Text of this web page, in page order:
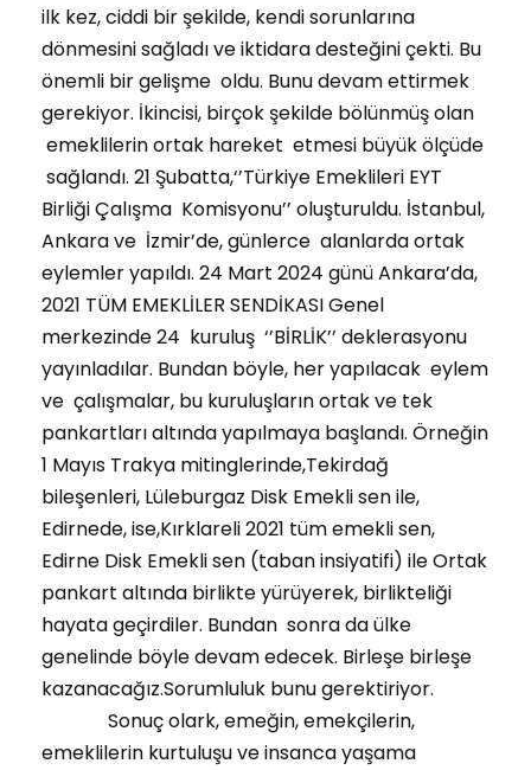
ilk kez, ciddi bir şekilde, kendi sorunlarına
dönmesini sağladı ve iktidara desteğini çekti. Bu
önemli bir gelişme oldu. Bunu devam ettirmek
gerekiyor. İkincisi, birçok şekilde bölünmüş olan
emeklilerin ortak hareket etmesi büyük ölçüde
sağlandı. 21 Şubatta,‘’Türkiye Emeklileri EYT
Birliği Çalışma Komisyonu’’ oluşturuldu. İstanbul,
Ankara ve İzmir’de, günlerce alanlarda ortak
eylemler yapıldı. 24 Mart 2024 günü Ankara’da,
2021 TÜM EMEKLİLER SENDİKASI Genel
merkezinde 24 kuruluş ‘’BİRLİK’’ deklerasyonu
yayınladılar. Bundan böyle, her yapılacak eylem
ve çalışmalar, bu kuruluşların ortak ve tek
pankartları altında yapılmaya başlandı. Örneğin
1 Mayıs Trakya mitinglerinde,Tekirdağ
bileşenleri, Lüleburgaz Disk Emekli sen ile,
Edirnede, ise,Kırklareli 2021 tüm emekli sen,
Edirne Disk Emekli sen (taban insiyatifi) ile Ortak
pankart altında birlikte yürüyerek, birlikteliği
hayata geçirdiler. Bundan sonra da ülke
genelinde böyle devam edecek. Birleşe birleşe
kazanacağız.Sorumluluk bunu gerektiriyor.
Sonuç olark, emeğin, emekçilerin,
emeklilerin kurtuluşu ve insanca yaşama